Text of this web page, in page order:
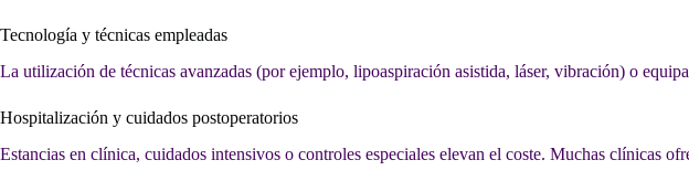
Tecnología y técnicas empleadas
La utilización de técnicas avanzadas (por ejemplo, lipoaspiración asistida, láser, vibración) o
Hospitalización y cuidados postoperatorios
Estancias en clínica, cuidados intensivos o controles especiales elevan el coste. Muchas clínicas